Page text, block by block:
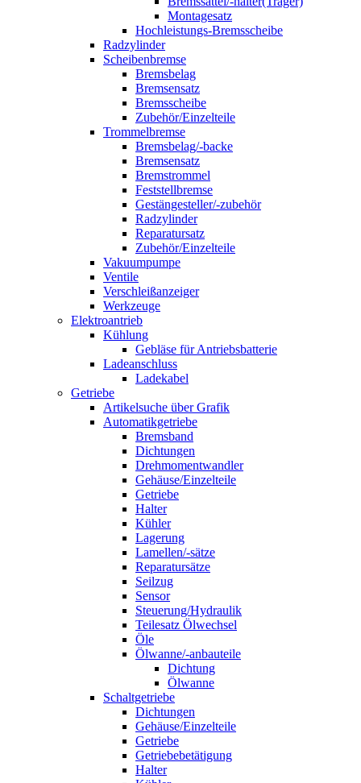
Montagesatz
Hochleistungs-Bremsscheibe
Radzylinder
Scheibenbremse
Bremsbelag
Bremsensatz
Bremsscheibe
Zubehör/Einzelteile
Trommelbremse
Bremsbelag/-backe
Bremsensatz
Bremstrommel
Feststellbremse
Gestängesteller/-zubehör
Radzylinder
Reparatursatz
Zubehör/Einzelteile
Vakuumpumpe
Ventile
Verschleißanzeiger
Werkzeuge
Elektroantrieb
Kühlung
Gebläse für Antriebsbatterie
Ladeanschluss
Ladekabel
Getriebe
Artikelsuche über Grafik
Automatikgetriebe
Bremsband
Dichtungen
Drehmomentwandler
Gehäuse/Einzelteile
Getriebe
Halter
Kühler
Lagerung
Lamellen/-sätze
Reparatursätze
Seilzug
Sensor
Steuerung/Hydraulik
Teilesatz Ölwechsel
Öle
Ölwanne/-anbauteile
Dichtung
Ölwanne
Schaltgetriebe
Dichtungen
Gehäuse/Einzelteile
Getriebe
Getriebebetätigung
Halter